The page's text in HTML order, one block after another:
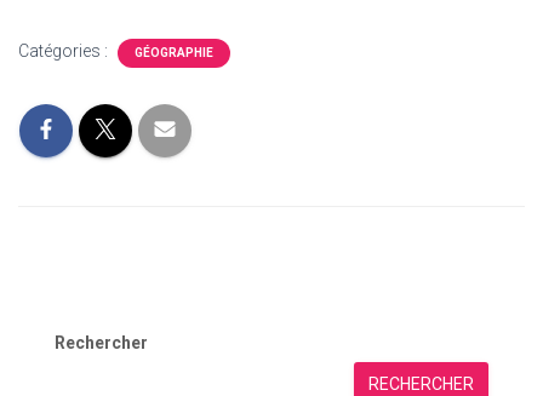
Catégories : GÉOGRAPHIE
Rechercher
RECHERCHER